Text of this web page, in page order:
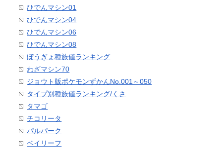
ひでんマシン01
ひでんマシン04
ひでんマシン06
ひでんマシン08
ぼうぎょ種族値ランキング
わざマシン70
ジョウト版ポケモンずかんNo.001～050
タイプ別種族値ランキング/くさ
タマゴ
チコリータ
パルパーク
ベイリーフ